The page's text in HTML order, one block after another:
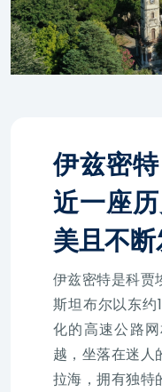
伊兹密
近一座
美且不
伊兹密特是科贾
斯坦布尔以东
化的高速公路
越，坐落在迷人
拉海，拥有独特